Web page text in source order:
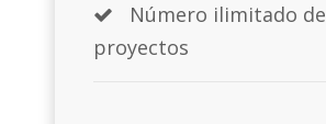
Número ilimitado de
proyectos